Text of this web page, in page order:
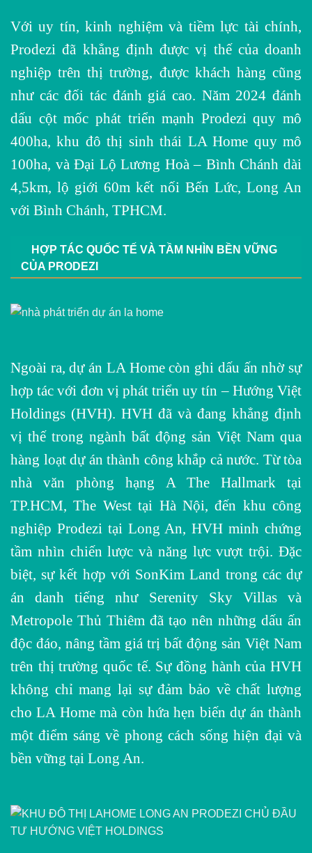
Với uy tín, kinh nghiệm và tiềm lực tài chính,
Prodezi đã khẳng định được vị thế của doanh
nghiệp trên thị trường, được khách hàng cũng
như các đối tác đánh giá cao. Năm 2024 đánh
dấu cột mốc phát triển mạnh Prodezi quy mô
400ha, khu đô thị sinh thái LA Home quy mô
100ha, và Đại Lộ Lương Hoà – Bình Chánh dài
4,5km, lộ giới 60m kết nối Bến Lức, Long An
với Bình Chánh, TPHCM.
HỢP TÁC QUỐC TẾ VÀ TẦM NHÌN BỀN VỮNG
CỦA PRODEZI
Ngoài ra, dự án LA Home còn ghi dấu ấn nhờ sự
hợp tác với đơn vị phát triển uy tín – Hướng Việt
Holdings (HVH). HVH đã và đang khẳng định
vị thế trong ngành bất động sản Việt Nam qua
hàng loạt dự án thành công khắp cả nước. Từ tòa
nhà văn phòng hạng A The Hallmark tại
TP.HCM, The West tại Hà Nội, đến khu công
nghiệp Prodezi tại Long An, HVH minh chứng
tầm nhìn chiến lược và năng lực vượt trội. Đặc
biệt, sự kết hợp với SonKim Land trong các dự
án danh tiếng như Serenity Sky Villas và
Metropole Thủ Thiêm đã tạo nên những dấu ấn
độc đáo, nâng tầm giá trị bất động sản Việt Nam
trên thị trường quốc tế. Sự đồng hành của HVH
không chỉ mang lại sự đảm bảo về chất lượng
cho LA Home mà còn hứa hẹn biến dự án thành
một điểm sáng về phong cách sống hiện đại và
bền vững tại Long An.